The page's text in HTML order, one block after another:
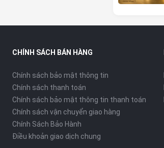
CHÍNH SÁCH BÁN HÀNG
Chính sách bảo mật thông tin
Chính sách thanh toán
Chính sách bảo mật thông tin thanh toán
Chính sách vận chuyển giao hàng
Chính Sách Bảo Hành
Điều khoản giao dịch chung